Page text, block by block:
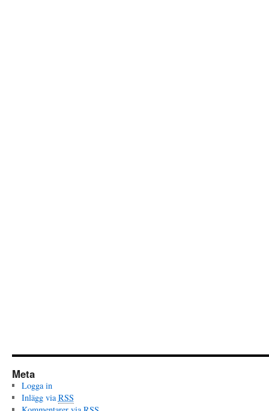
Meta
Logga in
Inlägg viaRSS